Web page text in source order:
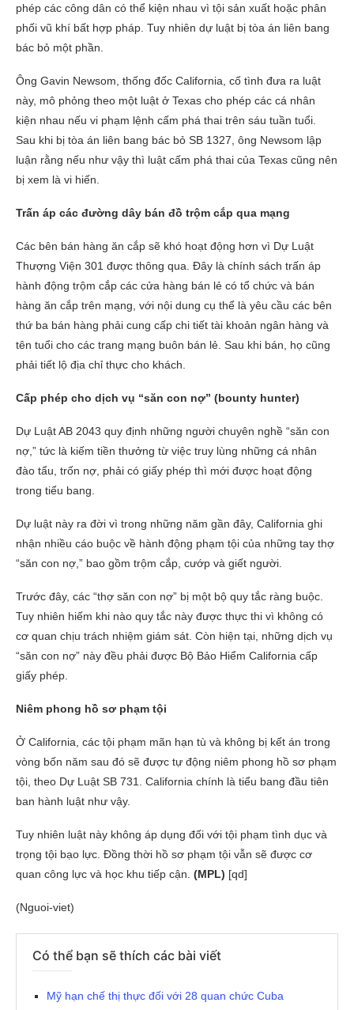
phép các công dân có thể kiện nhau vì tội sản xuất hoặc phân
phối vũ khí bất hợp pháp. Tuy nhiên dự luật bị tòa án liên bang
bác bỏ một phần.
Ông Gavin Newsom, thống đốc California, cố tình đưa ra luật
này, mô phỏng theo một luật ở Texas cho phép các cá nhân
kiện nhau nếu vi phạm lệnh cấm phá thai trên sáu tuần tuổi.
Sau khi bị tòa án liên bang bác bỏ SB 1327, ông Newsom lập
luận rằng nếu như vậy thì luật cấm phá thai của Texas cũng nên
bị xem là vi hiến.
Trấn áp các đường dây bán đồ trộm cắp qua mạng
Các bên bán hàng ăn cắp sẽ khó hoạt động hơn vì Dự Luật
Thượng Viện 301 được thông qua. Đây là chính sách trấn áp
hành động trộm cắp các cửa hàng bán lẻ có tổ chức và bán
hàng ăn cắp trên mạng, với nội dung cụ thể là yêu cầu các bên
thứ ba bán hàng phải cung cấp chi tiết tài khoản ngân hàng và
tên tuổi cho các trang mạng buôn bán lẻ. Sau khi bán, họ cũng
phải tiết lộ địa chỉ thực cho khách.
Cấp phép cho dịch vụ “săn con nợ” (bounty hunter)
Dự Luật AB 2043 quy định những người chuyên nghề “săn con
nợ,” tức là kiếm tiền thưởng từ việc truy lùng những cá nhân
đào tẩu, trốn nợ, phải có giấy phép thì mới được hoạt động
trong tiểu bang.
Dự luật này ra đời vì trong những năm gần đây, California ghi
nhận nhiều cáo buộc về hành động phạm tội của những tay thợ
“săn con nợ,” bao gồm trộm cắp, cướp và giết người.
Trước đây, các “thợ săn con nợ” bị một bộ quy tắc ràng buộc.
Tuy nhiên hiếm khi nào quy tắc này được thực thi vì không có
cơ quan chịu trách nhiệm giám sát. Còn hiện tại, những dịch vụ
“săn con nợ” này đều phải được Bộ Bảo Hiểm California cấp
giấy phép.
Niêm phong hồ sơ phạm tội
Ở California, các tội phạm mãn hạn tù và không bị kết án trong
vòng bốn năm sau đó sẽ được tự động niêm phong hồ sơ phạm
tội, theo Dự Luật SB 731. California chính là tiểu bang đầu tiên
ban hành luật như vậy.
Tuy nhiên luật này không áp dụng đối với tội phạm tình dục và
trọng tội bạo lực. Đồng thời hồ sơ phạm tội vẫn sẽ được cơ
quan công lực và học khu tiếp cận. (MPL) [qd]
(Nguoi-viet)
Có thể bạn sẽ thích các bài viết
Mỹ hạn chế thị thực đối với 28 quan chức Cuba